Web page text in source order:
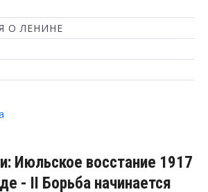
О ЛЕНИНЕ
Июльское восстание 1917
- II Борьба начинается